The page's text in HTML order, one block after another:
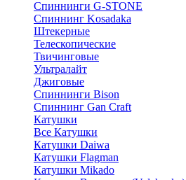
Спиннинги G-STONE
Спиннинг Kosadaka
Штекерные
Телескопические
Твичинговые
Ультралайт
Джиговые
Спиннинги Bison
Спиннинг Gan Craft
Катушки
Все Катушки
Катушки Daiwa
Катушки Flagman
Катушки Mikado